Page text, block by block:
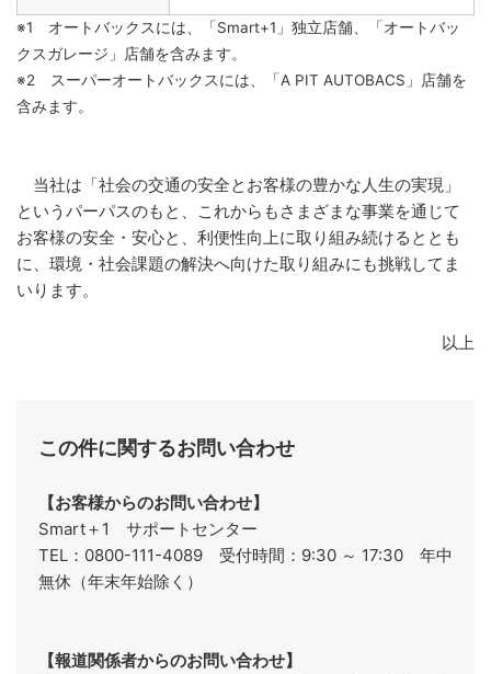
※1 オートバックスには、「Smart+1」独立店舗、「オートバッ
クスガレージ」店舗を含みます。
※2 スーパーオートバックスには、「A PIT AUTOBACS」店舗を
含みます。
当社は「社会の交通の安全とお客様の豊かな人生の実現」
というパーパスのもと、これからもさまざまな事業を通じて
お客様の安全・安心と、利便性向上に取り組み続けるととも
に、環境・社会課題の解決へ向けた取り組みにも挑戦してま
いります。
以上
この件に関するお問い合わせ
【お客様からのお問い合わせ】
Smart＋1 サポートセンター
TEL：0800-111-4089 受付時間：9:30 ～ 17:30 年中
無休（年末年始除く）
【報道関係者からのお問い合わせ】